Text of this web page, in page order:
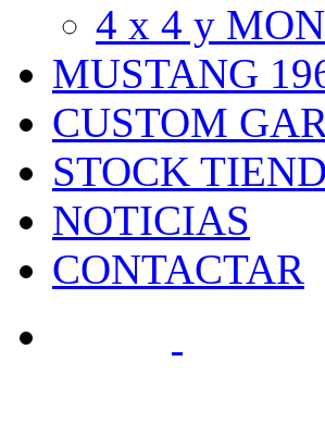
4 x 4 y
MUSTANG
CUSTOM
STOCK
NOTICIAS
CONTACTAR